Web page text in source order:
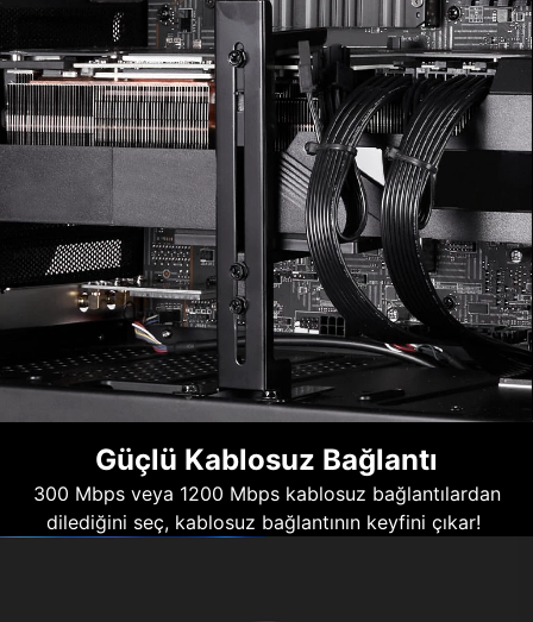
Güçlü Kablosuz Bağlantı
300 Mbps veya 1200 Mbps kablosuz bağlantılardan
dilediğini seç, kablosuz bağlantının keyfini çıkar!